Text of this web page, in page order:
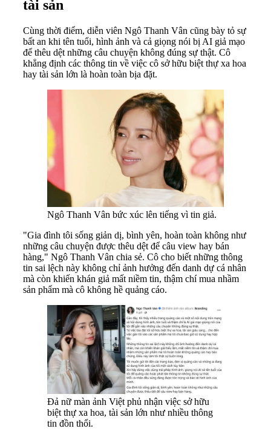
tài sản
Cùng thời điểm, diễn viên Ngô Thanh Vân cũng bày tỏ sự
bất an khi tên tuổi, hình ảnh và cả giọng nói bị AI giả mạo
để thêu dệt những câu chuyện không đúng sự thật. Cô
khẳng định các thông tin về việc cô sở hữu biệt thự xa hoa
hay tài sản lớn là hoàn toàn bịa đặt.
Ngô Thanh Vân bức xúc lên tiếng vì tin giả.
"Gia đình tôi sống giản dị, bình yên, hoàn toàn không như
những câu chuyện được thêu dệt để câu view hay bán
hàng," Ngô Thanh Vân chia sẻ. Cô cho biết những thông
tin sai lệch này không chỉ ảnh hưởng đến danh dự cá nhân
mà còn khiến khán giả mất niềm tin, thậm chí mua nhầm
sản phẩm mà cô không hề quảng cáo.
Đả nữ màn ảnh Việt phủ nhận việc sở hữu
biệt thự xa hoa, tài sản lớn như nhiều thông
tin đồn thổi.